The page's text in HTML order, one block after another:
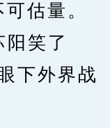
估量。
笑了
下外界战